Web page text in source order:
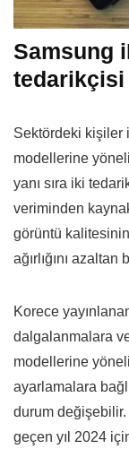
Samsung
Sektördeki kişiler
modellerine
yanı sıra iki
veriminden
görüntü kalitesinin
ağırlığını
Korece
dalgalanmalara
modellerine
ayarlamalara
durum değişebilir.
geçen yıl 2024